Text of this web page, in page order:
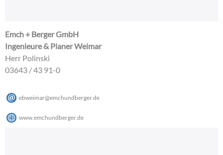
Emch + Berger GmbH
Ingenieure & Planer Weimar
Herr Polinski
03643 / 43 91-0
ebweimar@emchundberger.de
www.emchundberger.de